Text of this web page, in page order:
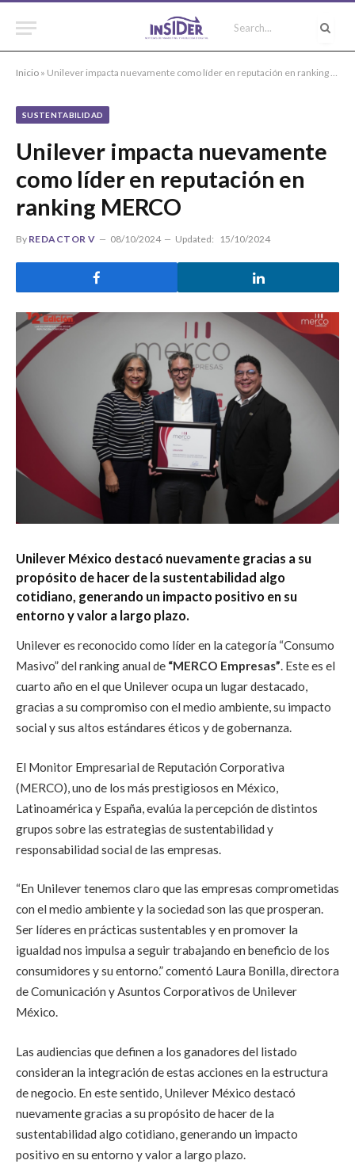
Inicio » Unilever impacta nuevamente como líder en reputación en ranking MERCO
SUSTENTABILIDAD
Unilever impacta nuevamente
como líder en reputación en
ranking MERCO
By REDACTOR V 08/10/2024 Updated: 15/10/2024
Unilever México destacó nuevamente gracias a su
propósito de hacer de la sustentabilidad algo
cotidiano, generando un impacto positivo en su
entorno y valor a largo plazo.
Unilever es reconocido como líder en la categoría “Consumo
Masivo” del ranking anual de “MERCO Empresas”. Este es el
cuarto año en el que Unilever ocupa un lugar destacado,
gracias a su compromiso con el medio ambiente, su impacto
social y sus altos estándares éticos y de gobernanza.
El Monitor Empresarial de Reputación Corporativa
(MERCO), uno de los más prestigiosos en México,
Latinoamérica y España, evalúa la percepción de distintos
grupos sobre las estrategias de sustentabilidad y
responsabilidad social de las empresas.
“En Unilever tenemos claro que las empresas comprometidas
con el medio ambiente y la sociedad son las que prosperan.
Ser líderes en prácticas sustentables y en promover la
igualdad nos impulsa a seguir trabajando en beneficio de los
consumidores y su entorno.” comentó Laura Bonilla, directora
de Comunicación y Asuntos Corporativos de Unilever
México.
Las audiencias que definen a los ganadores del listado
consideran la integración de estas acciones en la estructura
de negocio. En este sentido, Unilever México destacó
nuevamente gracias a su propósito de hacer de la
sustentabilidad algo cotidiano, generando un impacto
positivo en su entorno y valor a largo plazo.